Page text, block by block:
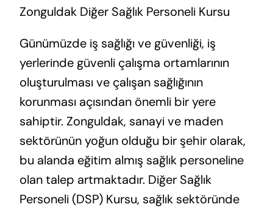
Zonguldak Diğer Sağlık Personeli Kursu
Günümüzde iş sağlığı ve güvenliği, iş
yerlerinde güvenli çalışma ortamlarının
oluşturulması ve çalışan sağlığının
korunması açısından önemli bir yere
sahiptir. Zonguldak, sanayi ve maden
sektörünün yoğun olduğu bir şehir olarak,
bu alanda eğitim almış sağlık personeline
olan talep artmaktadır. Diğer Sağlık
Personeli (DSP) Kursu, sağlık sektöründe